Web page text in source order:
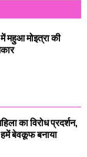
महुआ मोइत्रा की
का विरोध प्रदर्शन,
बेवकूफ बनाया